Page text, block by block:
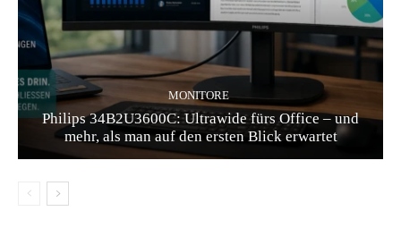
MONITORE
Philips 34B2U3600C: Ultrawide fürs Office – und
mehr, als man auf den ersten Blick erwartet